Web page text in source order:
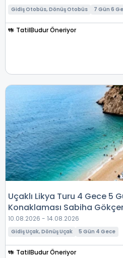
Gidiş Otobüs, Dönüş Otobüs 7 Gün 6
TatilBudur Öneriyor
Uçaklı Likya Turu 4 Gece 5
Konaklaması Sabiha
10.08.2026 - 14.08.2026
Gidiş Uçak, Dönüş Uçak 5 Gün 4 Gece
TatilBudur Öneriyor